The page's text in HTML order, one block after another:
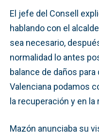
El jefe del Consell
hablando con el
sea necesario,
normalidad lo antes
balance de daños
Valenciana podamos
la recuperación y en la
Mazón anunciaba su